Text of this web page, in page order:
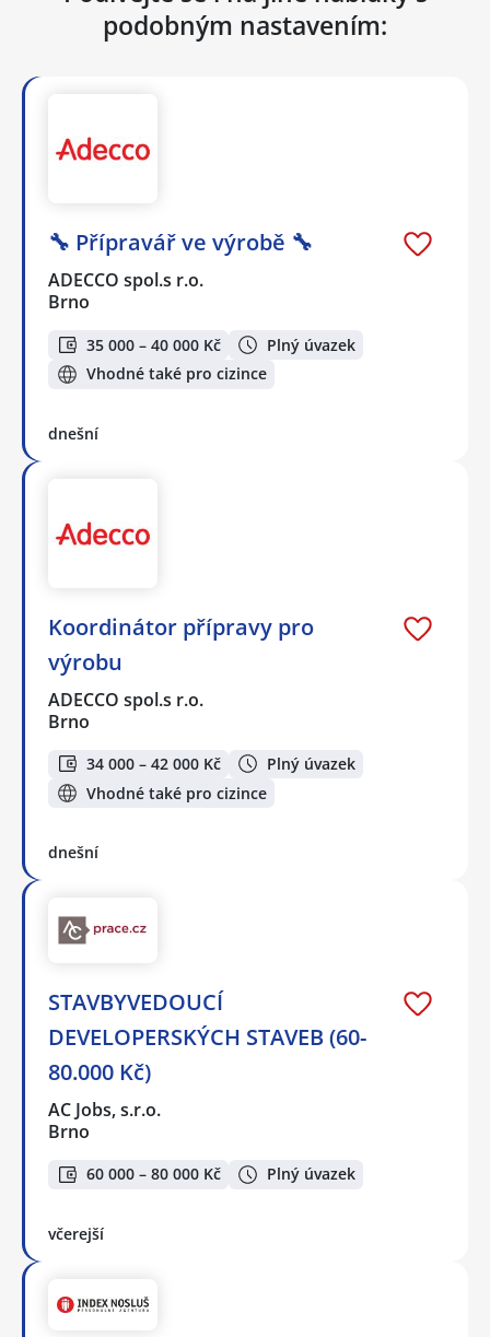
podobným nastavením:
🔧 Přípravář ve výrobě 🔧
ADECCO spol.s r.o.
Brno
35 000 – 40 000 Kč
Plný úvazek
Vhodné také pro cizince
dnešní
Koordinátor přípravy pro
výrobu
ADECCO spol.s r.o.
Brno
34 000 – 42 000 Kč
Plný úvazek
Vhodné také pro cizince
dnešní
STAVBYVEDOUCÍ
DEVELOPERSKÝCH STAVEB (60-
80.000 Kč)
AC Jobs, s.r.o.
Brno
60 000 – 80 000 Kč Plný úvazek
včerejší